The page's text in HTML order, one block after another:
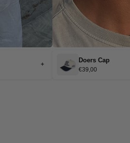
+
Doers Cap
€39,00